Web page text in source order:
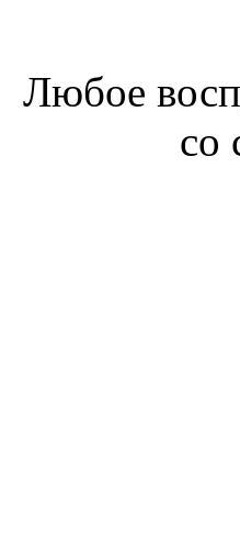
Любое
со